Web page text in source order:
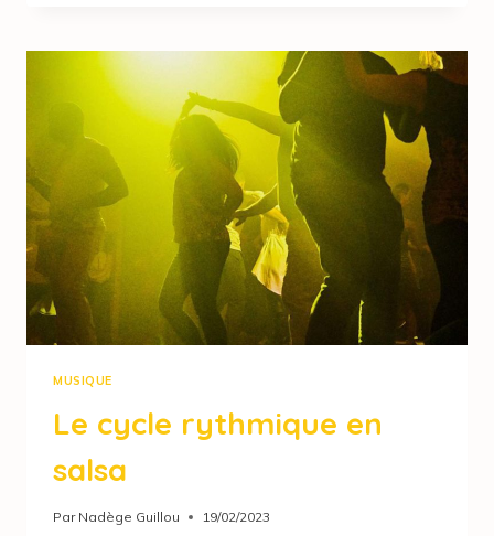
MUSIQUE
Le cycle rythmique en
salsa
Par Nadège Guillou 19/02/2023